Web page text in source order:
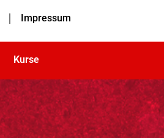
Impressum
Kurse